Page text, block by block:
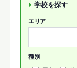
学校を探す
エリア
種別